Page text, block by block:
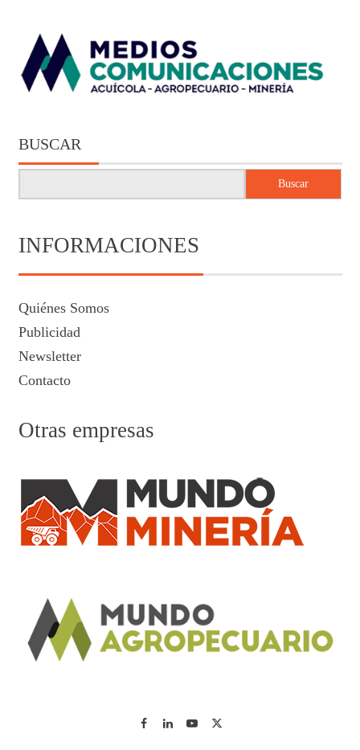
BUSCAR
Buscar
INFORMACIONES
Quiénes Somos
Publicidad
Newsletter
Contacto
Otras empresas